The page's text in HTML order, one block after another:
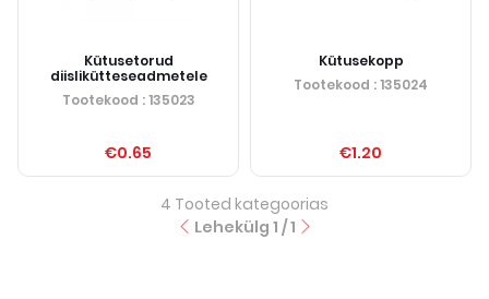
Kütusetorud
diislikütteseadmetele
Tootekood : 135023
€0.65
Kütusekopp
Tootekood : 135024
€1.20
4 Tooted kategoorias
Lehekülg 1 /1